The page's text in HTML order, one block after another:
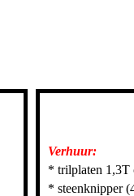
Verhuur:
* trilplaten 1,3T
* steenknipper